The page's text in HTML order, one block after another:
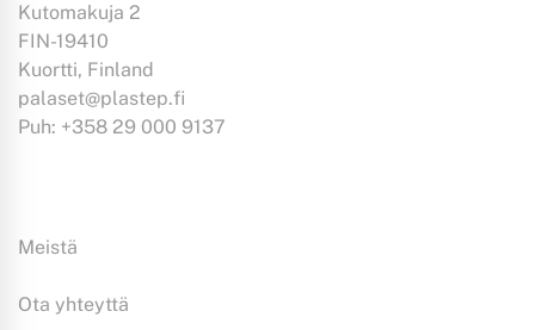
Kutomakuja 2
FIN-19410
Kuortti, Finland
palaset@plastep.fi
Puh: +358 29 000 9137
Meistä
Ota yhteyttä